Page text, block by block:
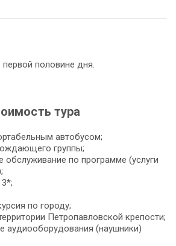
половине дня.
тура
автобусом;
группы;
обслуживание по программе (услуги
по городу;
Петропавловской крепости;
аудиооборудования (наушники)